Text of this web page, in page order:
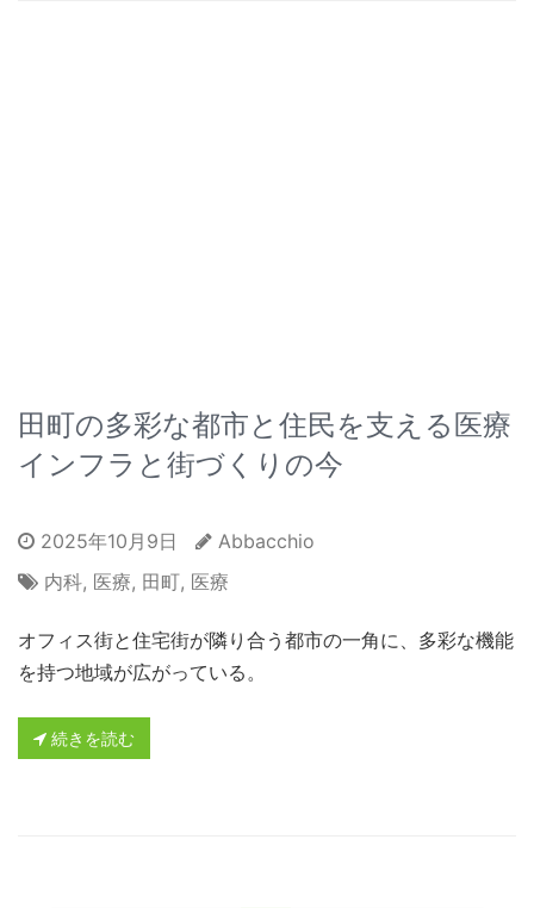
田町の多彩な都市と住民を支える医療
インフラと街づくりの今
2025年10月9日
Abbacchio
内科, 医療, 田町, 医療
オフィス街と住宅街が隣り合う都市の一角に、多彩な機能
を持つ地域が広がっている。
続きを読む